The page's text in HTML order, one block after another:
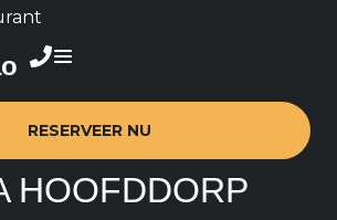
Hoofddorp
HOOFDDORP
RESERVEER NU